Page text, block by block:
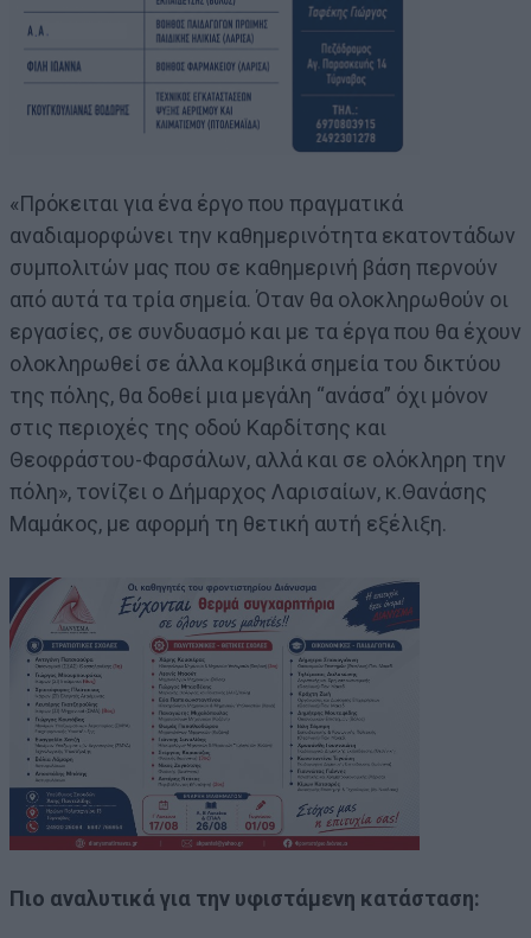
«Πρόκειται για ένα έργο που πραγματικά
αναδιαμορφώνει την καθημερινότητα εκατοντάδων
συμπολιτών μας που σε καθημερινή βάση περνούν
από αυτά τα τρία σημεία. Όταν θα ολοκληρωθούν οι
εργασίες, σε συνδυασμό και με τα έργα που θα έχουν
ολοκληρωθεί σε άλλα κομβικά σημεία του δικτύου
της πόλης, θα δοθεί μια μεγάλη “ανάσα” όχι μόνον
στις περιοχές της οδού Καρδίτσης και
Θεοφράστου-Φαρσάλων, αλλά και σε ολόκληρη την
πόλη», τονίζει ο Δήμαρχος Λαρισαίων, κ.Θανάσης
Μαμάκος, με αφορμή τη θετική αυτή εξέλιξη.
Πιο αναλυτικά για την υφιστάμενη κατάσταση: